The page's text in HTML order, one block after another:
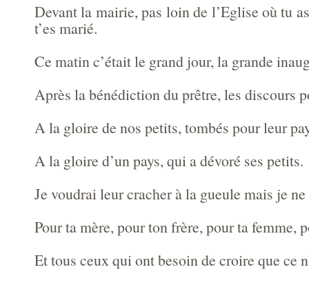
Devant la mairie, pas loin de l’Eglise où tu
t’es marié.
Ce matin c’était le grand jour, la grande
Après la bénédiction du prêtre, les discours
A la gloire de nos petits, tombés pour leur
A la gloire d’un pays, qui a dévoré ses petits.
Je voudrai leur cracher à la gueule mais je
Pour ta mère, pour ton frère, pour ta femme,
Et tous ceux qui ont besoin de croire que ce